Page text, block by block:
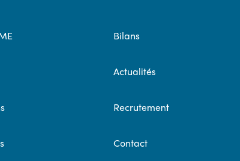
Bilans
Actualités
Recrutement
Contact